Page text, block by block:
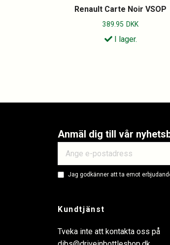
Renault Carte Noir VSOP
389.95 DKK
I lager.
Anmäl dig till vår
Jag godkänner att ta emot
Kundtjänst
Tveka inte att kontakta oss på